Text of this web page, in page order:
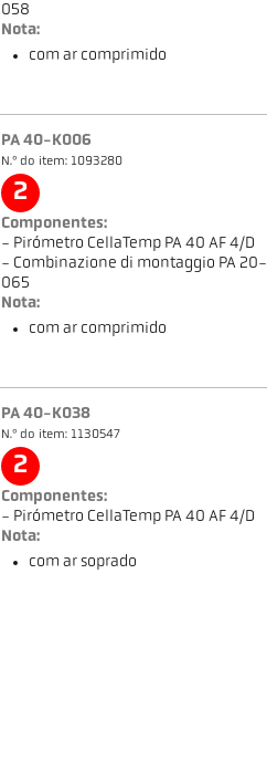
058
Nota:
com ar comprimido
PA 40-K006
N.º do item: 1093280
2
Componentes:
- Pirómetro CellaTemp PA 40 AF 4/D
- Combinazione di montaggio PA 20-
065
Nota:
com ar comprimido
PA 40-K038
N.º do item: 1130547
2
Componentes:
- Pirómetro CellaTemp PA 40 AF 4/D
Nota:
com ar soprado